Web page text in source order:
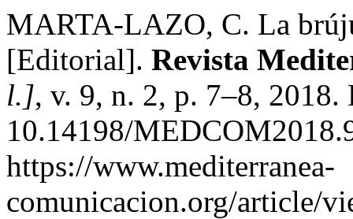
MARTA-LAZO, C. La
[Editorial]. Revista
l.], v. 9, n. 2, p. 7–8, 2018.
10.14198/
https://www.mediterranea-
comunicacion.org/article/